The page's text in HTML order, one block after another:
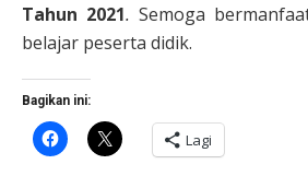
Tahun 2021. Semoga
belajar peserta didik.
Bagikan ini:
Klik
untuk
Klik
untuk
berbagi
Lagi